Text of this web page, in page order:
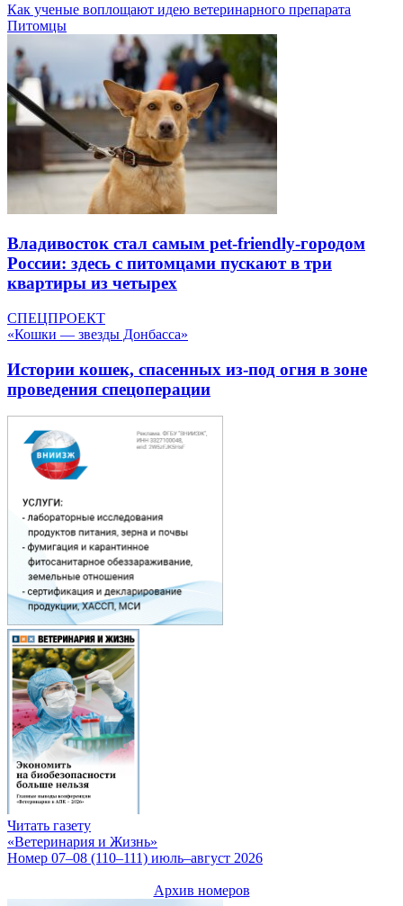
Как ученые воплощают идею ветеринарного препарата
Питомцы
Владивосток стал самым pet-friendly-городом
России: здесь с питомцами пускают в три
квартиры из четырех
СПЕЦПРОЕКТ
«Кошки — звезды Донбасса»
Истории кошек, спасенных из-под огня в зоне
проведения спецоперации
Читать газету
«Ветеринария и Жизнь»
Номер 07–08 (110–111) июль–август 2026
Архив номеров